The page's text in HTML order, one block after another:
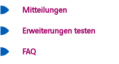
Mitteilungen
Erweiterungen testen
FAQ